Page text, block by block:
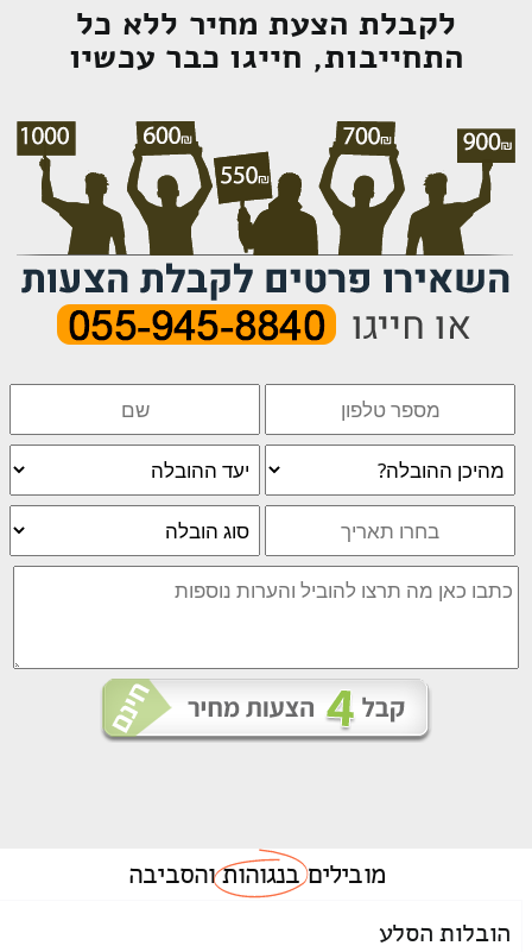
לקבלת הצעת מחיר ללא כל
התחייבות, חייגו כבר עכשיו
מוביליםבנגוהותוהסביבה
הובלות הסלע